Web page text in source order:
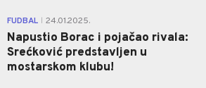
FUDBAL 24.01.2025.
Napustio Borac i pojačao rivala:
Srećković predstavljen u
mostarskom klubu!